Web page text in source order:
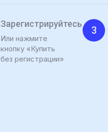
Зарегистрируйтесь
Или нажмите
кнопку «Купить
без регистрации»
3